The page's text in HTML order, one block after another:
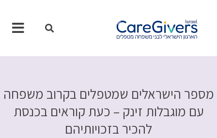
מספר הישראלים שמטפלים בקרוב משפחה
עם מוגבלות זינק – כעת קוראים בכנסת
להכיר בזכויותיהם